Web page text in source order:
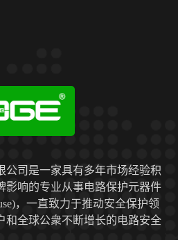
公司是一家具有多年市场经验积
影响的专业从事电路保护元器件
，一直致力于推动安全保护领
和全球公衆不断增长的电路安全